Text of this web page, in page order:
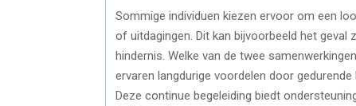
Sommige individuen kiezen ervoor om een
of uitdagingen. Dit kan bijvoorbeeld het
hindernis. Welke van de twee
ervaren langdurige voordelen door
Deze continue begeleiding biedt